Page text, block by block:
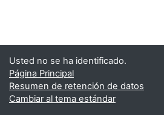
Usted no se ha identificado.
Página Principal
Resumen de retención de datos
Cambiar al tema estándar